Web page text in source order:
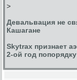
>
Девальвация не
Кашагане
Skytrax признает
2-ой год попорядку